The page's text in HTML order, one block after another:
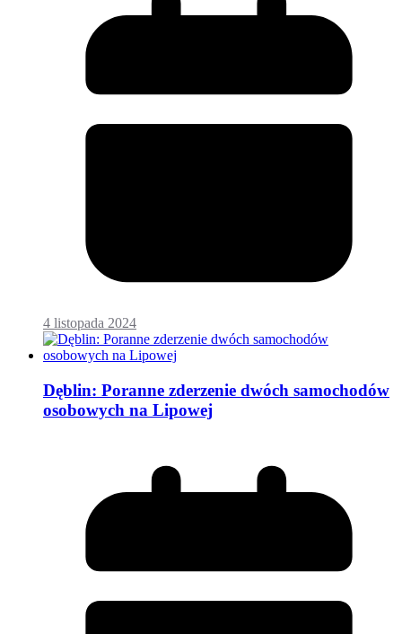
4 listopada 2024
Dęblin: Poranne zderzenie dwóch samochodów
osobowych na Lipowej